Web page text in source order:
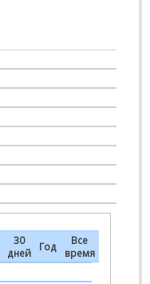
30
дней
Год
Все
время